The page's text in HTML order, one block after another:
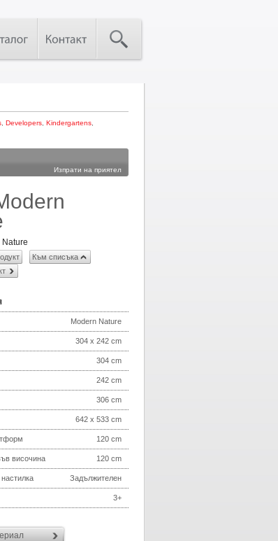
Developers Kindergartens
Изпрати на приятел
Nature
Към списъка
Modern Nature
304 x 242 cm
304 cm
242 cm
306 cm
642 x 533 cm
120 cm
височина 120 cm
Задължителен
3+